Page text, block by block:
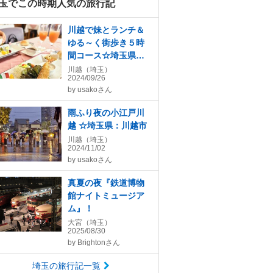
でこの時期人気の旅行記
川越で妹とランチ＆
ゆる～く街歩き５時
間コース☆埼玉県：
川越市
川越（埼玉）
2024/09/26
by usakoさん
雨ふり夜の小江戸川
越 ☆埼玉県：川越市
川越（埼玉）
2024/11/02
by usakoさん
真夏の夜『鉄道博物
館ナイトミュージア
ム』！
大宮（埼玉）
2025/08/30
by Brightonさん
埼玉の旅行記一覧